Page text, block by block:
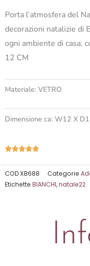
Porta l’atmosfera del
decorazioni natalizie di
ogni ambiente di casa,
12 CM
Materiale: VETRO
Dimensione ca: W12 X
Valutazione
su
5
CODXB688 Categorie
Etichette BIANCHI,natale22